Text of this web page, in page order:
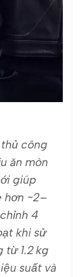
công
ăn mòn
giúp
hơn ~2–
4
khi sử
từ 1.2 kg
suất và